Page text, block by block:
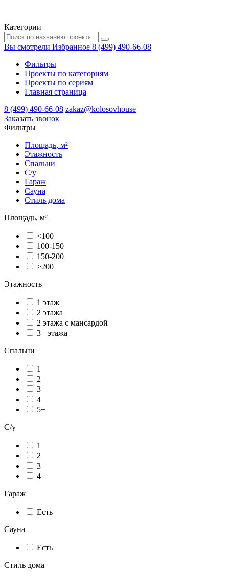
Категории
Вы смотрели Избранное 8 (499) 490-66-08
Фильтры
Проекты по категориям
Проекты по сериям
Главная страница
8 (499) 490-66-08 zakaz@kolosovhouse
3аказать звонок
Фильтры
Площадь, м²
Этажность
Спальни
С/у
Гараж
Сауна
Стиль дома
Площадь, м²
<100
100-150
150-200
>200
Этажность
1 этаж
2 этажа
2 этажа с мансардой
3+ этажа
Спальни
1
2
3
4
5+
С/у
1
2
3
4+
Гараж
Есть
Сауна
Есть
Стиль дома